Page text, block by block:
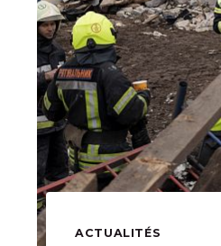
ACTUALITÉS